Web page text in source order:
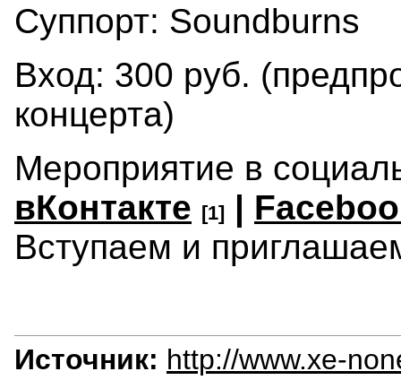
Суппорт: Soundburns
Вход: 300 руб.
концерта)
Мероприятие в
вКонтакте [1] |
Вступаем и
Источник: http://www.xe-